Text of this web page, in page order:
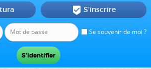
Se souvenir de moi ?
 S'inscrire